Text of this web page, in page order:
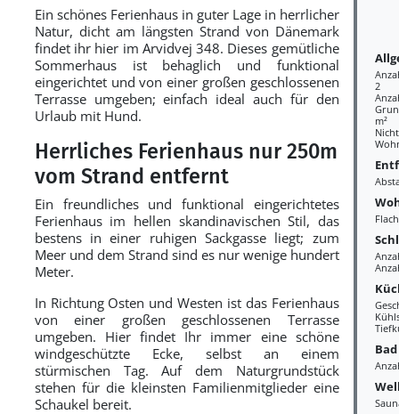
2
m²
Bad
Ein schönes Ferienhaus in guter Lage in herrlicher
Natur, dicht am längsten Strand von Dänemark
findet ihr hier im Arvidvej 348. Dieses gemütliche
Sommerhaus ist behaglich und funktional
eingerichtet und von einer großen geschlossenen
Terrasse umgeben; einfach ideal auch für den
Urlaub mit Hund.
Herrliches Ferienhaus nur 250m
vom Strand entfernt
Ein freundliches und funktional eingerichtetes
Ferienhaus im hellen skandinavischen Stil, das
bestens in einer ruhigen Sackgasse liegt; zum
Meer und dem Strand sind es nur wenige hundert
Meter.
In Richtung Osten und Westen ist das Ferienhaus
von einer großen geschlossenen Terrasse
umgeben. Hier findet Ihr immer eine schöne
windgeschützte Ecke, selbst an einem
stürmischen Tag. Auf dem Naturgrundstück
stehen für die kleinsten Familienmitglieder eine
Schaukel bereit.